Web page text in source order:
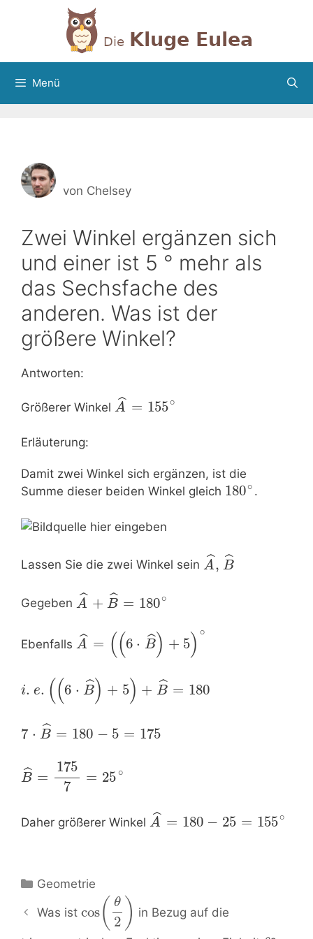
Menü
von Chelsey
Zwei Winkel ergänzen sich
und einer ist 5 ° mehr als
das Sechsfache des
anderen. Was ist der
größere Winkel?
Antworten:
Größerer Winkel ˆ
A = 155∘
Erläuterung:
Damit zwei Winkel sich ergänzen, ist die
Summe dieser beiden Winkel gleich 180∘ .
Lassen Sie die zwei Winkel sein ˆ
A, ˆ
B
Gegeben ˆ
A + ˆ
B = 180∘
Ebenfalls ˆ
A = ((6 ⋅ ˆ
B) + 5) ∘
i. e. ((6 ⋅ ˆ
B) + 5) + ˆ
B = 180
7 ⋅ ˆ
B = 180 − 5 = 175
ˆ
B =
175
7
= 25 ∘
Daher größerer Winkel ˆ
A = 180 − 25 = 155∘
Kategorien
Geometrie
Navigation
Was istcos( θ
2 ) in Bezug auf die